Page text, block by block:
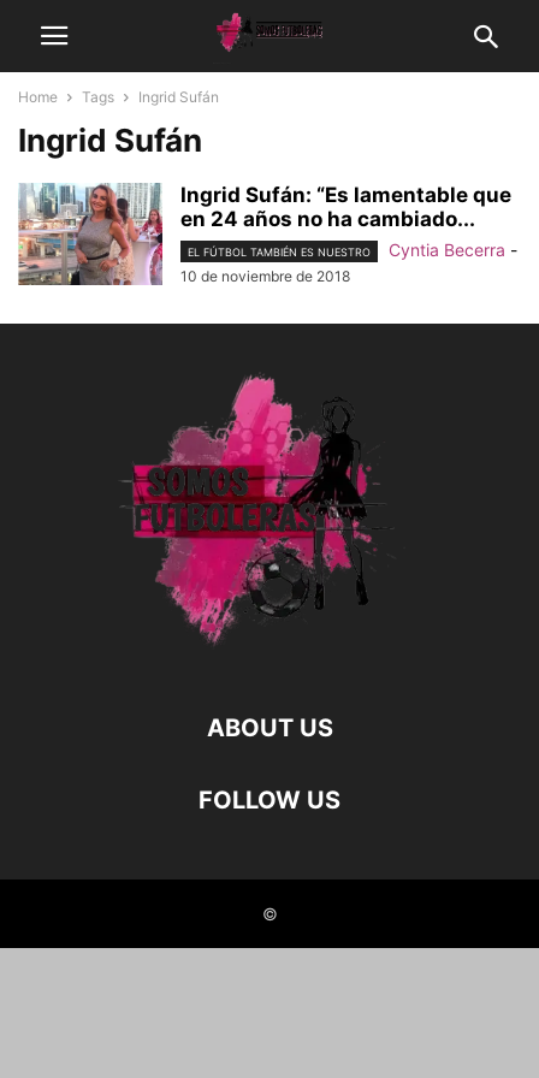
Home Tags Ingrid Sufán
Ingrid Sufán
Ingrid Sufán: “Es lamentable que
en 24 años no ha cambiado...
EL FÚTBOL TAMBIÉN ES NUESTRO Cyntia Becerra -
10 de noviembre de 2018
ABOUT US
FOLLOW US
©